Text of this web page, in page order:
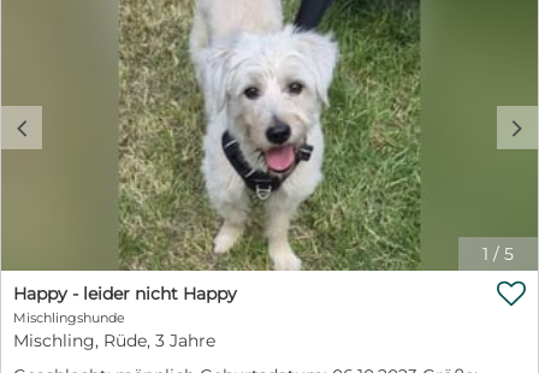
1 / 5
c d
Happy - leider nicht Happy
Mischlingshunde
Mischling, Rüde, 3 Jahre
